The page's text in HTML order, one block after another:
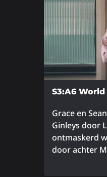
S3:A6
Grace en
Ginleys door
ontmaskerd
door achter